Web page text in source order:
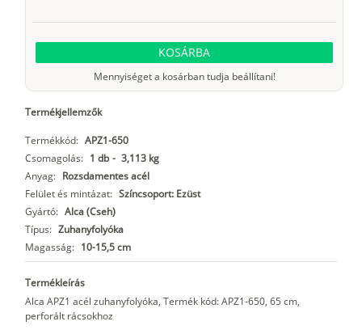
KOSÁRBA
Mennyiséget a kosárban tudja beállítani!
Termékjellemzők
Termékkód: APZ1-650
Csomagolás: 1 db - 3,113 kg
Anyag: Rozsdamentes acél
Felület és mintázat: Színcsoport: Ezüst
Gyártó: Alca (Cseh)
Típus: Zuhanyfolyóka
Magasság: 10-15,5 cm
Termékleírás
Alca APZ1 acél zuhanyfolyóka, Termék kód: APZ1-650, 65 cm,
perforált rácsokhoz